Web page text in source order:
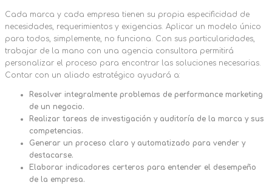
Cada marca y cada empresa tienen su propia especificidad de
necesidades, requerimientos y exigencias. Aplicar un modelo único
para todos, simplemente, no funciona. Con sus particularidades,
trabajar de la mano con una agencia consultora permitirá
personalizar el proceso para encontrar las soluciones necesarias.
Contar con un aliado estratégico ayudará a:
Resolver integralmente problemas de performance marketing
de un negocio.
Realizar tareas de investigación y auditoría de la marca y sus
competencias.
Generar un proceso claro y automatizado para vender y
destacarse.
Elaborar indicadores certeros para entender el desempeño
de la empresa.